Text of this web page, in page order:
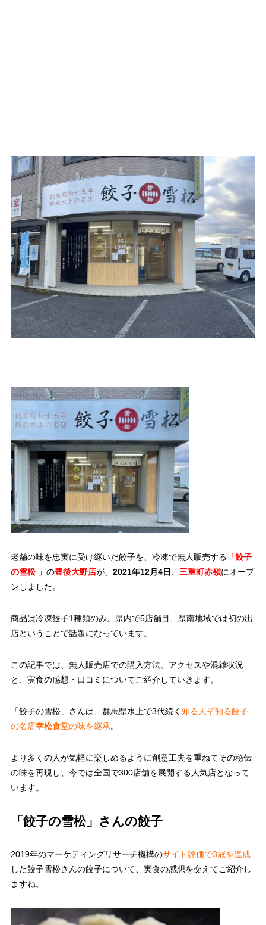
老舗の味を忠実に受け継いだ餃子を、冷凍で無人販売する 「餃子
の雪松 」 の豊後大野店が、 2021年12月4日 三重町赤嶺にオープ
ンしました。
商品は冷凍餃子1種類のみ。県内で5店舗目、県南地域では初の出
店ということで話題になっています。
この記事では、無人販売店での購入方法、アクセスや混雑状況
と、実食の感想・口コミについてご紹介していきます。
「餃子の雪松」さんは、群馬県水上で3代続く 知る人ぞ知る餃子
の名店幸松食堂の味を継承。
より多くの人が気軽に楽しめるように創意工夫を重ねてその秘伝
の味を再現し、今では全国で300店舗を展開する人気店となって
います。
「餃子の雪松」さんの餃子
2019年のマーケティングリサーチ機構のサイト評価で3冠を達成
した餃子雪松さんの餃子について、実食の感想を交えてご紹介し
ますね。